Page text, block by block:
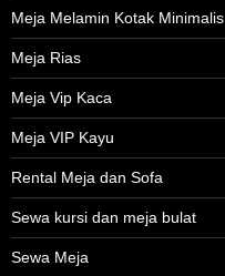
Meja Melamin Kotak Minimalis
Meja Rias
Meja Vip Kaca
Meja VIP Kayu
Rental Meja dan Sofa
Sewa kursi dan meja bulat
Sewa Meja